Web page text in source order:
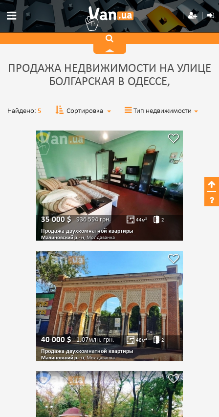
ПРОДАЖА НЕДВИЖИМОСТИ НА УЛИЦЕ
БОЛГАРСКАЯ В ОДЕССЕ,
Найдено: 5 Сортировка Тип недвижимости
35 000$ 936 594грн. 44м² 2
Продажа двухкомнатной квартиры
Малиновский р.- н, Молдаванка
40 000$ 1.07млн. грн. 48м² 2
Продажа двухкомнатной квартиры
Малиновский р.- н, Молдаванка